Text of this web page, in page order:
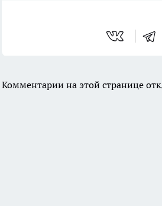
Комментарии на этой странице